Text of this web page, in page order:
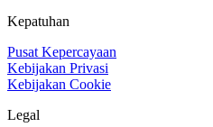
Kepatuhan
Pusat Kepercayaan
Kebijakan Privasi
Kebijakan Cookie
Legal